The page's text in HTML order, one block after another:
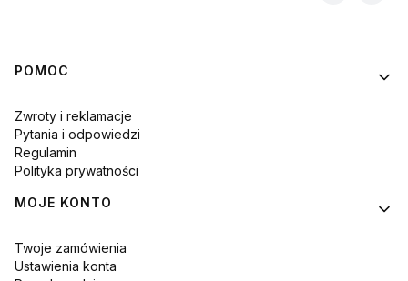
Linki w stopce
POMOC
Zwroty i reklamacje
Pytania i odpowiedzi
Regulamin
Polityka prywatności
MOJE KONTO
Twoje zamówienia
Ustawienia konta